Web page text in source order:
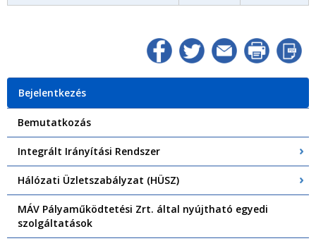
Bejelentkezés
Bemutatkozás
Integrált Irányítási Rendszer
Hálózati Üzletszabályzat (HÜSZ)
MÁV Pályaműködtetési Zrt. által nyújtható egyedi
szolgáltatások